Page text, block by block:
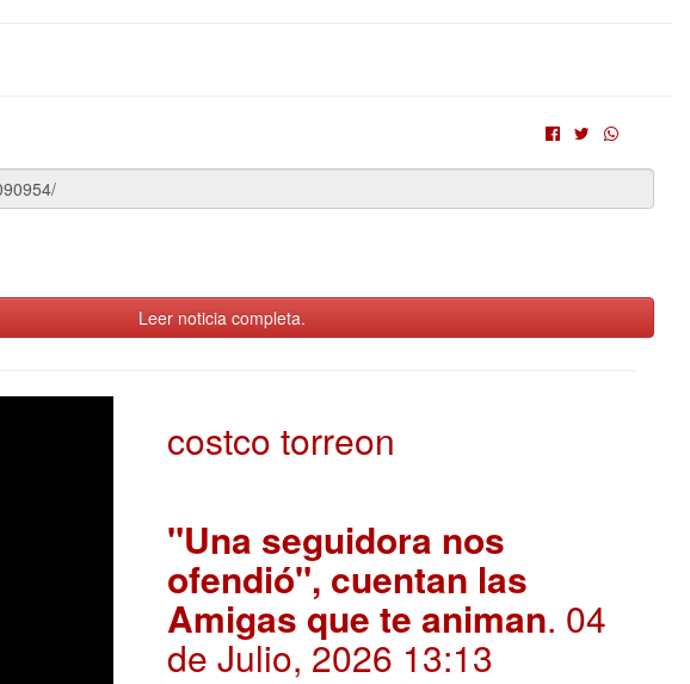
Leer noticia completa.
costco torreon
"Una seguidora nos
ofendió", cuentan las
Amigas que te animan. 04
de Julio, 2026 13:13